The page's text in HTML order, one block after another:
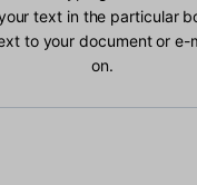
text in the particular
to your document or e-
on.